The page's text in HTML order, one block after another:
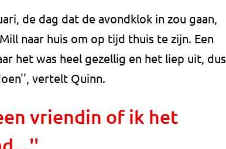
de dag dat de avondklok in zou gaan,
naar huis om op tijd thuis te zijn. Een
het was heel gezellig en het liep uit, dus
vertelt Quinn.
vriendin of ik het